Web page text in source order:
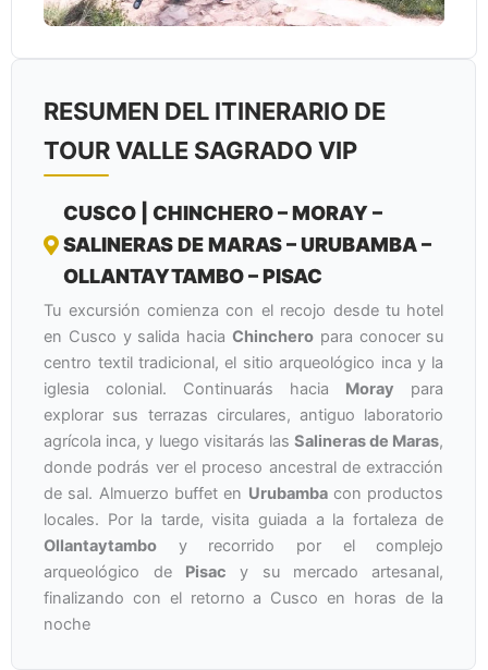
RESUMEN DEL ITINERARIO DE
TOUR VALLE SAGRADO VIP
CUSCO | CHINCHERO – MORAY –
SALINERAS DE MARAS – URUBAMBA –
OLLANTAYTAMBO – PISAC
Tu excursión comienza con el recojo desde tu hotel
en Cusco y salida hacia Chinchero para conocer su
centro textil tradicional, el sitio arqueológico inca y la
iglesia colonial. Continuarás hacia Moray para
explorar sus terrazas circulares, antiguo laboratorio
agrícola inca, y luego visitarás lasSalineras de Maras,
donde podrás ver el proceso ancestral de extracción
de sal. Almuerzo buffet en Urubambacon productos
locales. Por la tarde, visita guiada a la fortaleza de
Ollantaytambo y recorrido por el complejo
arqueológico de Pisac y su mercado artesanal,
finalizando con el retorno a Cusco en horas de la
noche